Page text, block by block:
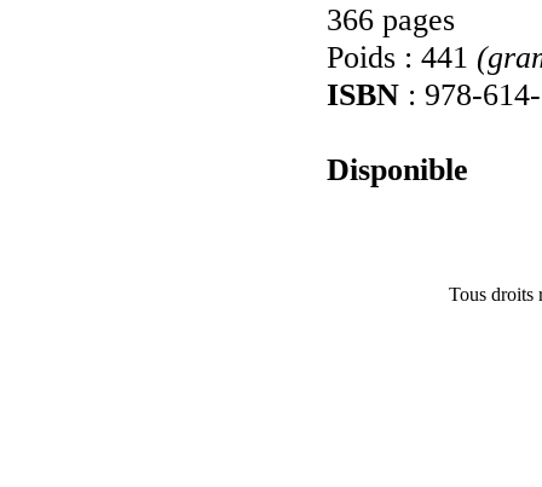
366 pages
Poids : 441
ISBN : 978-
Disponible
Tous droits